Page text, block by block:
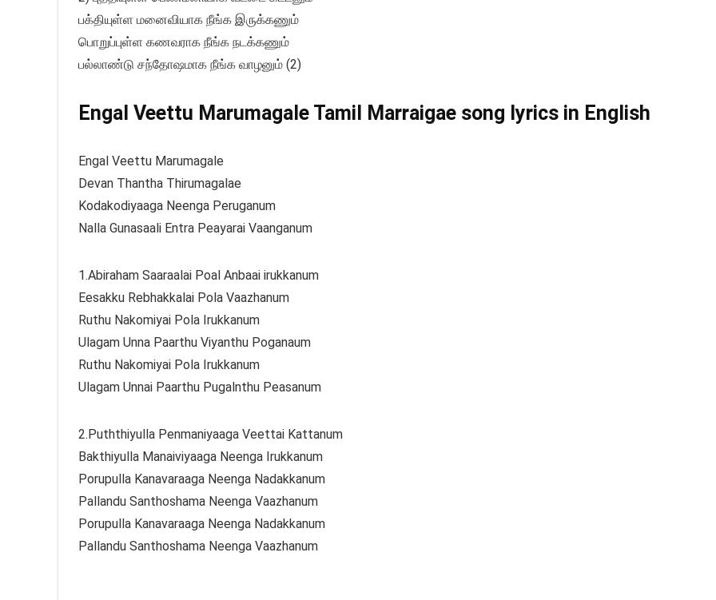
பக்தியுள்ள மனைவியாக நீங்க இருக்கணும்
பொறுப்புள்ள கணவராக நீங்க நடக்கணும்
பல்லாண்டு சந்தோஷமாக நீங்க வாழனும் (2)
Engal Veettu Marumagale Tamil Marraigae song lyrics in English
Engal Veettu Marumagale
Devan Thantha Thirumagalae
Kodakodiyaaga Neenga Peruganum
Nalla Gunasaali Entra Peayarai Vaanganum
1.Abiraham Saaraalai Poal Anbaai irukkanum
Eesakku Rebhakkalai Pola Vaazhanum
Ruthu Nakomiyai Pola Irukkanum
Ulagam Unna Paarthu Viyanthu Poganaum
Ruthu Nakomiyai Pola Irukkanum
Ulagam Unnai Paarthu Pugalnthu Peasanum
2.Puththiyulla Penmaniyaaga Veettai Kattanum
Bakthiyulla Manaiviyaaga Neenga Irukkanum
Porupulla Kanavaraaga Neenga Nadakkanum
Pallandu Santhoshama Neenga Vaazhanum
Porupulla Kanavaraaga Neenga Nadakkanum
Pallandu Santhoshama Neenga Vaazhanum